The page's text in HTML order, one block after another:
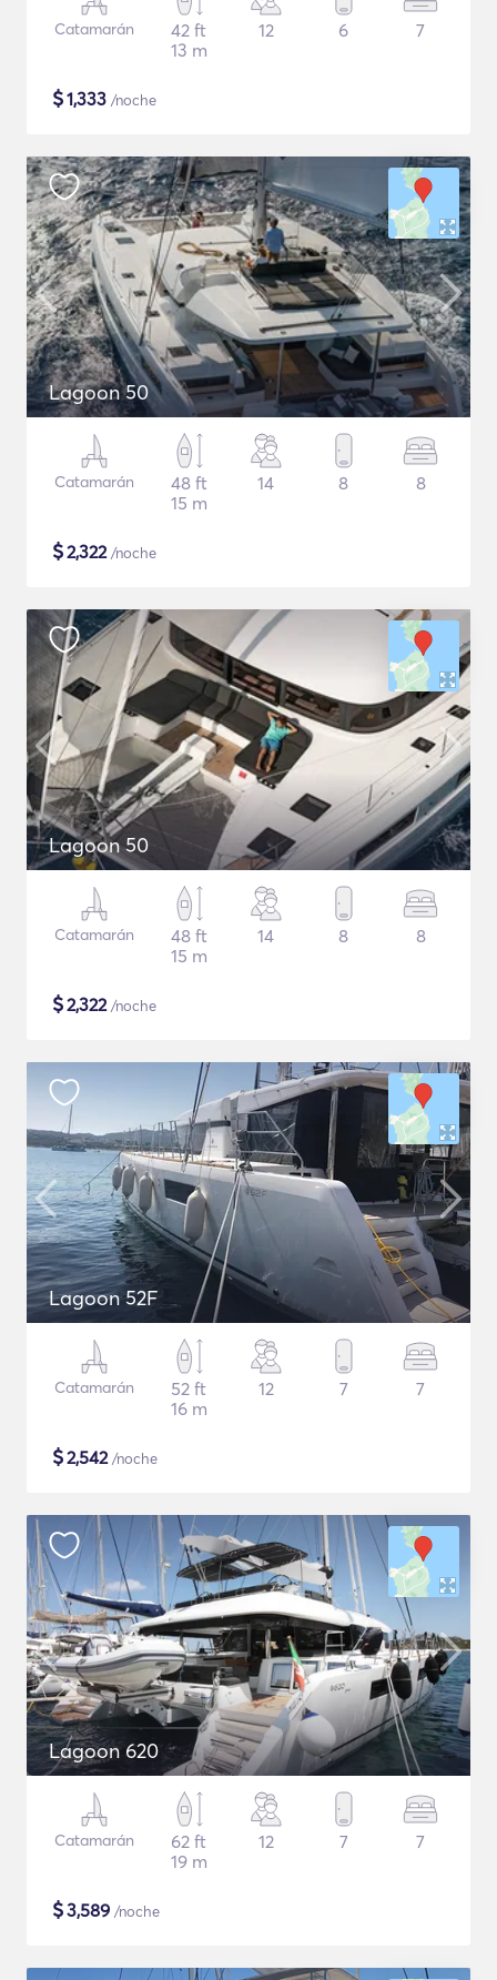
Catamarán
42 ft
13 m
12 6 7
$1,333 /noche
Lagoon 50
Catamarán
48 ft
15 m
14 8 8
$2,322/noche
Lagoon 50
Catamarán
48 ft
15 m
14 8 8
$2,322/noche
Lagoon 52F
Catamarán
52 ft
16 m
12 7 7
$2,542/noche
Lagoon 620
Catamarán
62 ft
19 m
12 7 7
$3,589 /noche